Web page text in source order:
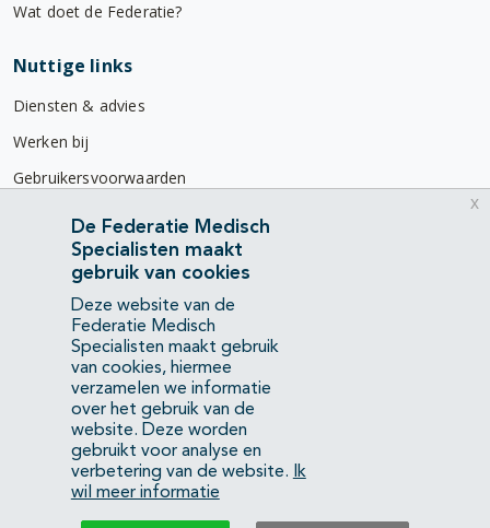
Wat doet de Federatie?
Nuttige links
Diensten & advies
Werken bij
Gebruikersvoorwaarden
Privacyverklaring
Contact
Mercatorlaan 1200
3528 BL Utrecht
(088) 505 34 34
info@richtlijnendatabase.nl
YouTubeLinkedIn
De Federatie Medisch
Specialisten maakt
gebruik van cookies
Deze website van de
Federatie Medisch
Specialisten maakt gebruik
van cookies, hiermee
verzamelen we informatie
over het gebruik van de
website. Deze worden
gebruikt voor analyse en
verbetering van de website.
Ik
wil meer informatie
x